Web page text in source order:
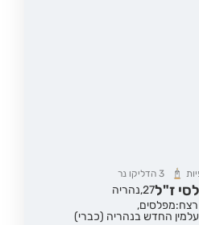
3 הדליקו נר
ז"ל27, נהריה
החדש בנהריה (כברי)